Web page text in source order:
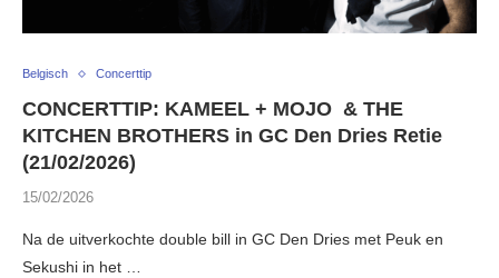
Belgisch Concerttip
CONCERTTIP: KAMEEL + MOJO & THE
KITCHEN BROTHERS in GC Den Dries Retie
(21/02/2026)
15/02/2026
Na de uitverkochte double bill in GC Den Dries met Peuk en
Sekushi in het …